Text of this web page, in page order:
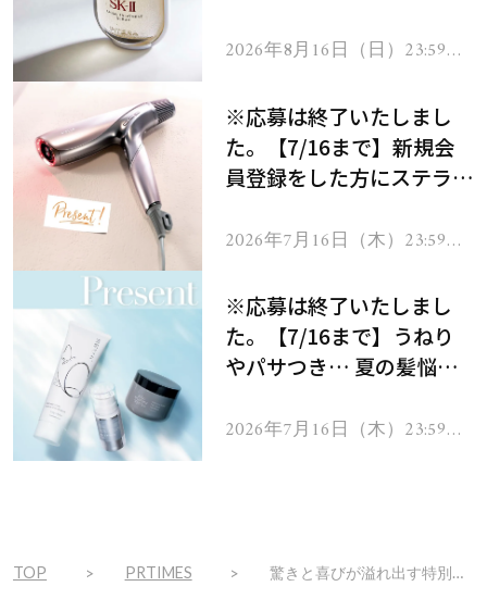
2026年8月16日（日）23:59ま
※応募は終了いたしまし
た。【7/16まで】新規会
員登録をした方にステラボ
ヘアドライヤー ジュエル
2026年7月16日（木）23:59ま
※応募は終了いたしまし
た。【7/16まで】うねり
やパサつき… 夏の髪悩み
ムを13名様にプレゼン
2026年7月16日（木）23:59ま
TOP PRTIMES 驚きと喜びが溢れ出す特別な7日間を。毎日プレゼントが登場するデジタルアドベントカレンダー